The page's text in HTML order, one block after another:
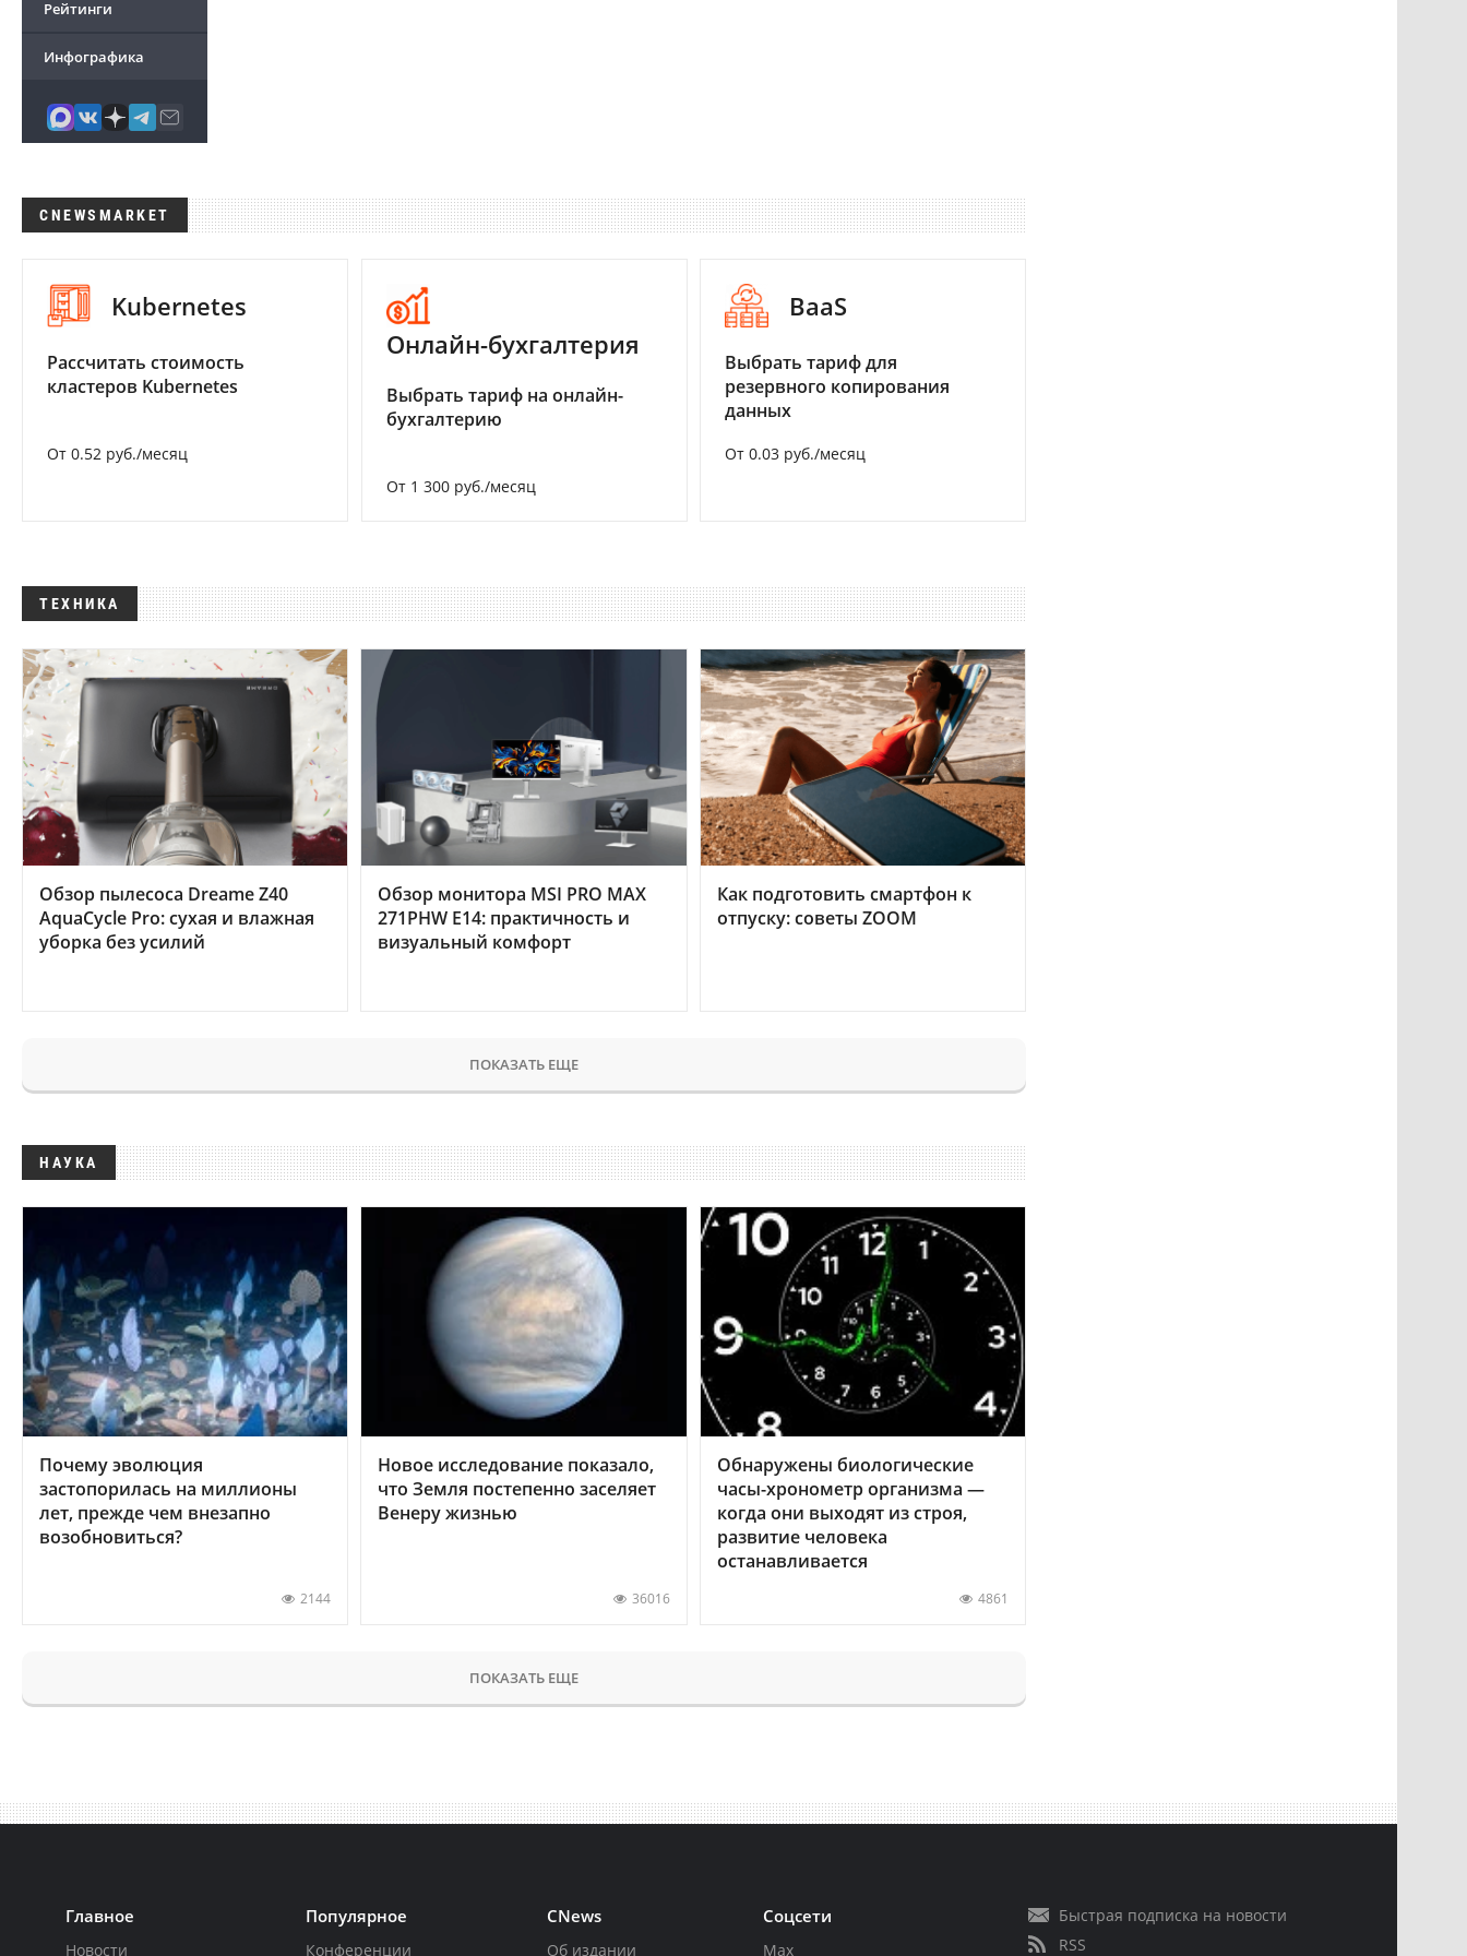
Рейтинги
Инфографика
CNEWSMARKET
Kubernetes
Рассчитать стоимость
кластеров Kubernetes
От 0.52 руб./месяц
Онлайн-бухгалтерия
Выбрать тариф на онлайн-
бухгалтерию
От 1 300 руб./месяц
BaaS
Выбрать тариф для
резервного копирования
данных
От 0.03 руб./месяц
ТЕХНИКА
Обзор пылесоса Dreame Z40
AquaCycle Pro: сухая и влажная
уборка без усилий
Обзор монитора MSI PRO MAX
271PHW E14: практичность и
визуальный комфорт
Как подготовить смартфон к
отпуску: советы ZOOM
ПОКАЗАТЬ ЕЩЕ
НАУКА
Почему эволюция
застопорилась на миллионы
лет, прежде чем внезапно
возобновиться?
2144
Новое исследование показало,
что Земля постепенно заселяет
Венеру жизнью
36016
Обнаружены биологические
часы-хронометр организма —
когда они выходят из строя,
развитие человека
останавливается
4861
ПОКАЗАТЬ ЕЩЕ
Главное
Новости
Популярное
Конференции
CNews
Об издании
Соцсети
Max
Быстрая подписка на новости
RSS